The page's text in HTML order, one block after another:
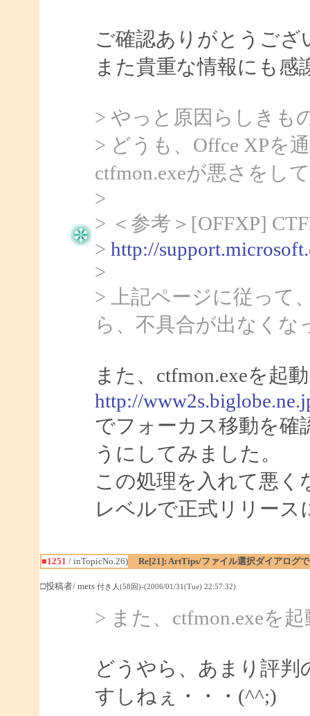
ご確認ありがとうござ
また貴重な情報にも感
> やっと原因らしきも
> どうも、Offce XPを
ctfmon.exeが悪さをし
>
> ＜参考＞[OFFXP]
> http://
>
> 上記ページに従って
ら、不具合が出なくな
また、ctfmon.exeを起
http://
でフォーカス移動を確
うにしてみました。
この処理を入れて悪
レベルで正式リリー
■1251 / inTopicNo.26) Re[21]: ArtTips/ファイル選択ダイアログ
□投稿者/ mets 付き人(58回)-(2006/01/31(Tue) 22:57:32)
> また、ctfmon.exeを
どうやら、あまり評
すしねぇ・・・(^^;)